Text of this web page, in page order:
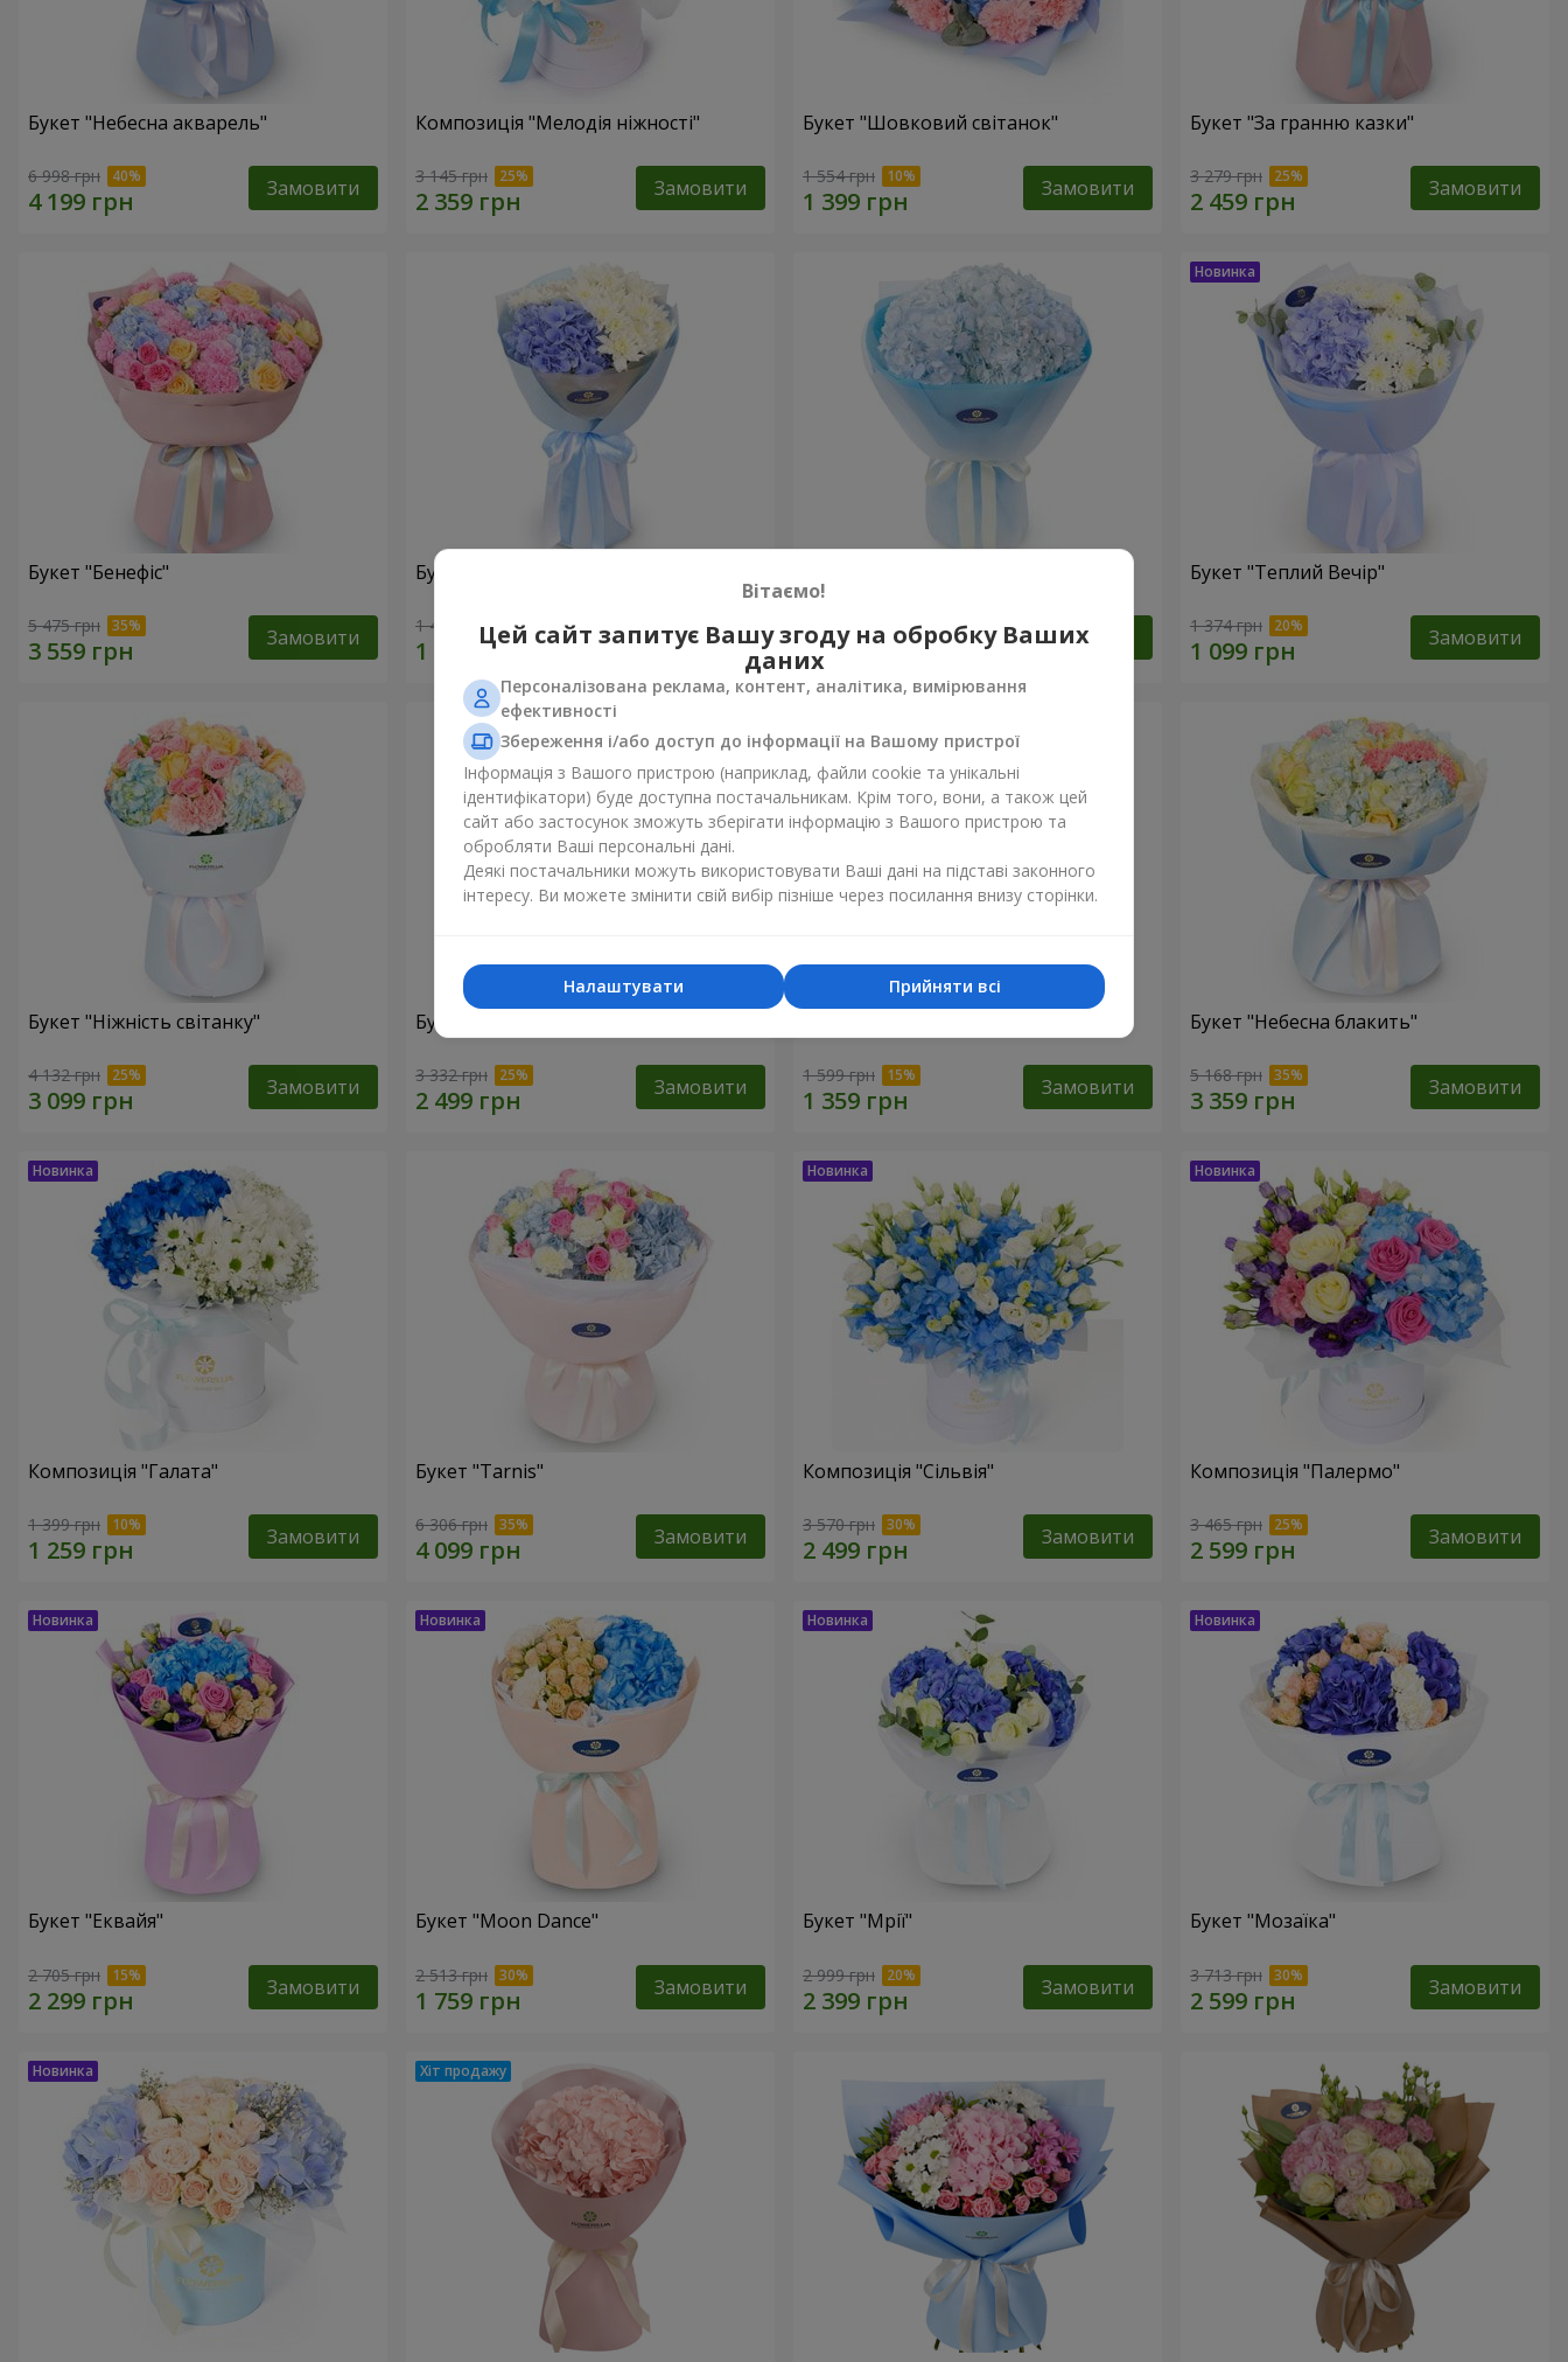
Букет "Небесна акварель"
6 998 грн Замовити
Композиція "Мелодія ніжності"
3 145 грн Замовити
Букет "Шовковий світанок"
1 554 грн Замовити
Букет "За гранню казки"
3 279 грн Замовити
Букет "Бенефіс"
5 475 грн Замовити
Букет "Радість моя"
1 411 грн Замовити 3 284 грн Замовити
Букет "Теплий Вечір"
1 374 грн Замовити
Букет "Ніжність світанку"
4 132 грн Замовити
Букет "Натхнення синяви"
3 332 грн Замовити 1 599 грн Замовити
Букет "Небесна блакить"
5 168 грн Замовити
Композиція "Галата"
1 399 грн Замовити
Букет "Tarnis"
6 306 грн Замовити
Композиція "Сільвія"
3 570 грн Замовити
Композиція "Палермо"
3 465 грн Замовити
Букет "Еквайя"
2 705 грн Замовити
Букет "Moon Dance"
2 513 грн Замовити
Букет "Мрії"
2 999 грн Замовити
Букет "Мозаїка"
3 713 грн Замовити
Вітаємо!
Цей сайт запитує Вашу згоду на обробку Ваших
даних
Персоналізована реклама, контент, аналітика, вимірювання
ефективності
Збереження і/або доступ до інформації на Вашому пристрої
Інформація з Вашого пристрою (наприклад, файли cookie та унікальні
ідентифікатори) буде доступна постачальникам. Крім того, вони, а також цей
сайт або застосунок зможуть зберігати інформацію з Вашого пристрою та
обробляти Ваші персональні дані.
Деякі постачальники можуть використовувати Ваші дані на підставі законного
інтересу. Ви можете змінити свій вибір пізніше через посилання внизу сторінки.
Прийняти всі
Налаштувати